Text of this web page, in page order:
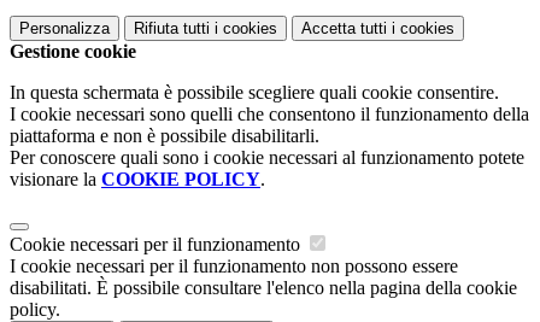
Personalizza Rifiuta tutti i cookies Accetta tutti i cookies
Gestione cookie
In questa schermata è possibile scegliere quali cookie consentire.
I cookie necessari sono quelli che consentono il funzionamento della
piattaforma e non è possibile disabilitarli.
Per conoscere quali sono i cookie necessari al funzionamento potete
visionare la COOKIE POLICY.
Cookie necessari per il funzionamento
I cookie necessari per il funzionamento non possono essere
disabilitati. È possibile consultare l'elenco nella pagina della cookie
policy.